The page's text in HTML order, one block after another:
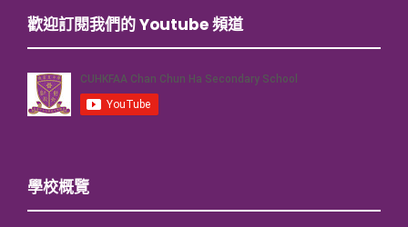
歡迎訂閱我們的 Youtube 頻道
學校概覽